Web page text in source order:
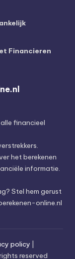
Financieren
financieel
het berekenen
informatie.
Stel hem gerust
online.nl
policy
rights reserved